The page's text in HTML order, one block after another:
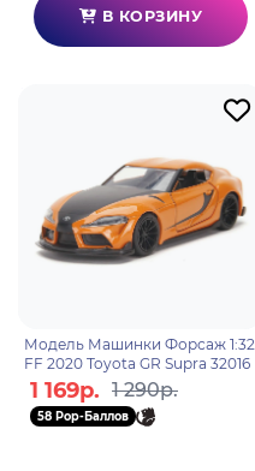
В КОРЗИНУ
Модель Машинки Форсаж 1:32
FF 2020 Toyota GR Supra 32016
1 169р. 1 290р.
58 Pop-Баллов